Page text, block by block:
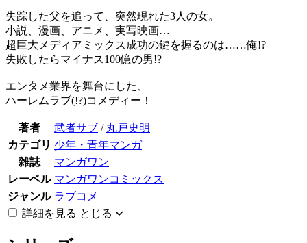
失踪した父を追って、突然現れた3人の女。
小説、漫画、アニメ、実写映画…
超巨大メディアミックス成功の鍵を握るのは……俺!?
失敗したらマイナス100億の男!?
エンタメ業界を舞台にした、
ハーレムラブ(!?)コメディー！
著者 武者サブ / 丸戸史明
カテゴリ 少年・青年マンガ
雑誌
マンガワン
レーベル マンガワンコミックス
ジャンル ラブコメ
詳細を見る とじる